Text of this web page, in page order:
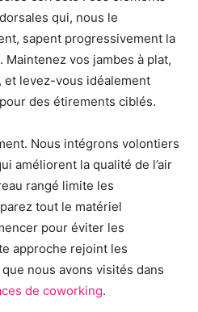
qui, nous le
sapent progressivement la
vos jambes à plat,
levez-vous idéalement
des étirements ciblés.
Nous intégrons volontiers
améliorent la qualité de l’air
rangé limite les
tout le matériel
pour éviter les
approche rejoint les
nous avons visités dans
de coworking.